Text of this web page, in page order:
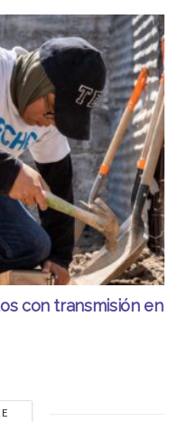
con transmisión en